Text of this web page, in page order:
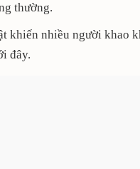
thường.
khiến nhiều người khao
đây.